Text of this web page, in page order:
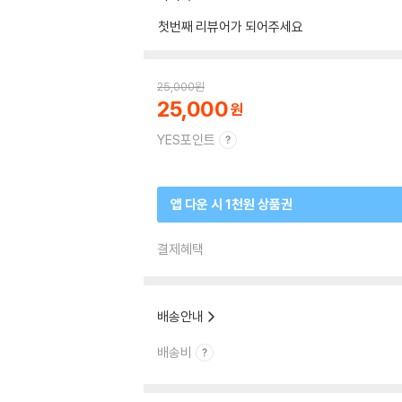
첫번째 리뷰어가 되어주세요
25,000원
25,000
YES포인트
앱 다운 시 1천원 상품권
결제혜택
배송안내
배송비